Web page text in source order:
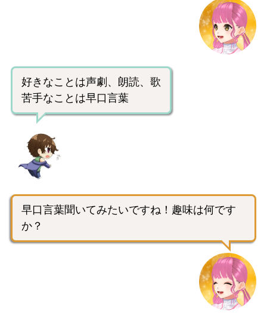
好きなことは声劇、朗読、歌
苦手なことは早口言葉
早口言葉聞いてみたいですね！趣味は何です
か？